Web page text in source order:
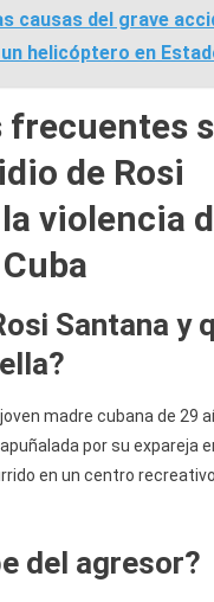
causas del grave
helicóptero en
frecuentes
de Rosi
violencia
Santana y
madre cubana de 29
por su expareja
en un centro
del agresor?